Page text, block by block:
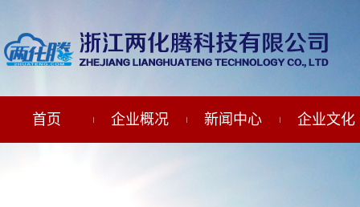
首页 企业概况 新闻中心 企业文化